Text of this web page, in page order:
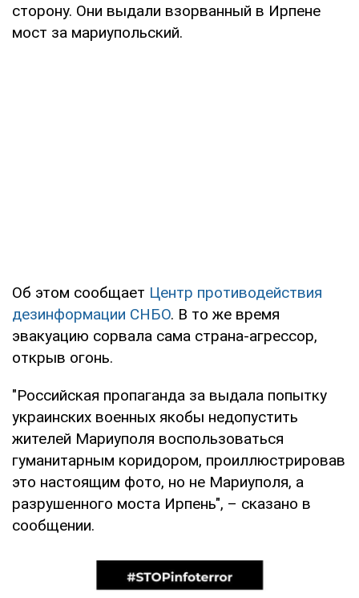
сторону. Они выдали взорванный в Ирпене
мост за мариупольский.
Об этом сообщает Центр противодействия
дезинформации СНБО. В то же время
эвакуацию сорвала сама страна-агрессор,
открыв огонь.
"Российская пропаганда за выдала попытку
украинских военных якобы недопустить
жителей Мариуполя воспользоваться
гуманитарным коридором, проиллюстрировав
это настоящим фото, но не Мариуполя, а
разрушенного моста Ирпень", – сказано в
сообщении.